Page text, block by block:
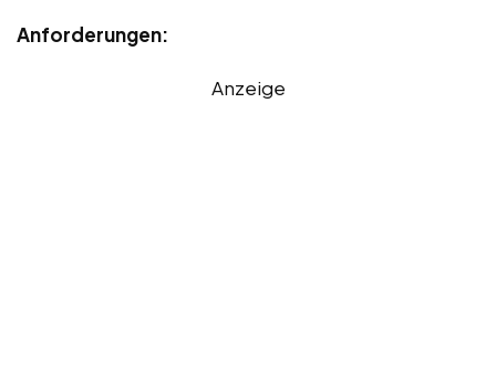
Anforderungen:
Anzeige